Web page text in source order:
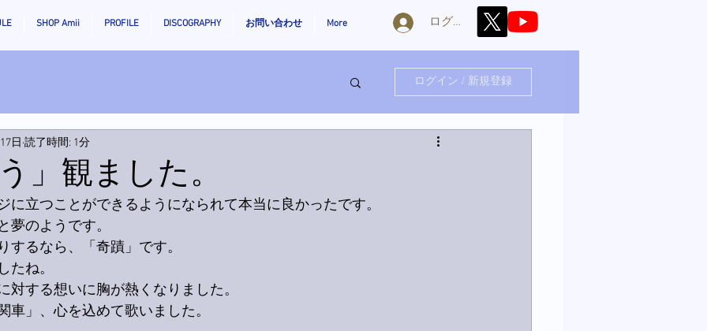
SHOP Amii PROFILE DISCOGRAPHY お問い合わせ More ログイン
ログイン / 新規登録
」観ました。
日 読了時間: 1分
に立つことができるようになられて本当に良かったです。
夢のようです。
するなら、「奇蹟」です。
たね。
対する想いに胸が熱くなりました。
車」、心を込めて歌いました。